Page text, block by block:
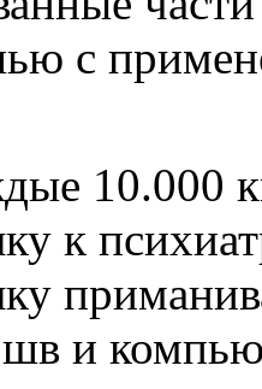
с
10.000
к
и